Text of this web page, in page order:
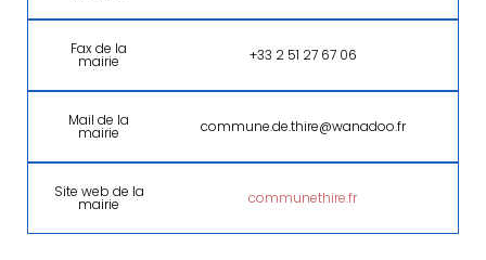
Fax de la
mairie +33 2 51 27 67 06
Mail de la
mairie commune.de.thire@wanadoo.fr
Site web de la
mairie communethire.fr